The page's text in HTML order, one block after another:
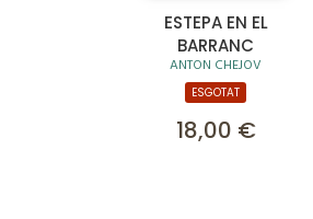
ESTEPA EN EL
BARRANC
ANTON CHEJOV
ESGOTAT
18,00 €